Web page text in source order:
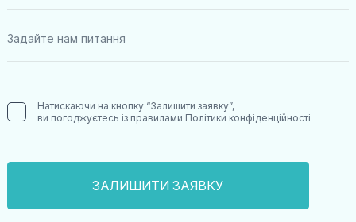
Натискаючи на кнопку “Залишити заявку”,
ви погоджуєтесь із правилами Політики конфіденційності